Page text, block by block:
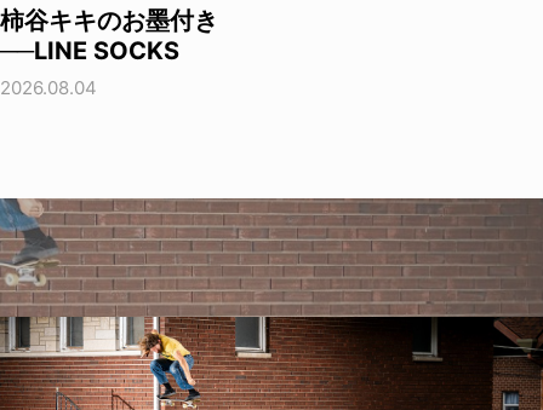
柿谷キキのお墨付き
──LINE SOCKS
2026.08.04